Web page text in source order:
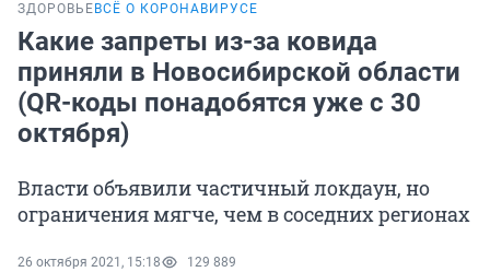
ЗДОРОВЬЕ ВСЁ О КОРОНАВИРУСЕ
Какие запреты из-за ковида
приняли в Новосибирской области
(QR-коды понадобятся уже с 30
октября)
Власти объявили частичный локдаун, но
ограничения мягче, чем в соседних регионах
26 октября 2021, 15:18 129 889